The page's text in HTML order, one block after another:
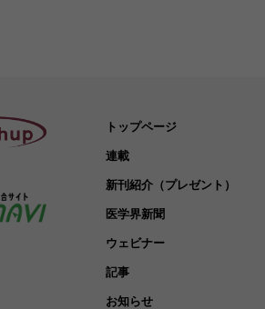
トップページ
連載
新刊紹介（プレゼント）
医学界新聞
ウェビナー
記事
お知らせ